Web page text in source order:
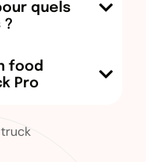
quels
?
food
Pro